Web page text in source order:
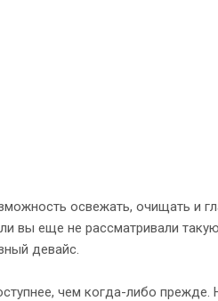
освежать, очищать и
вы еще не рассматривали
девайс.
чем когда-либо